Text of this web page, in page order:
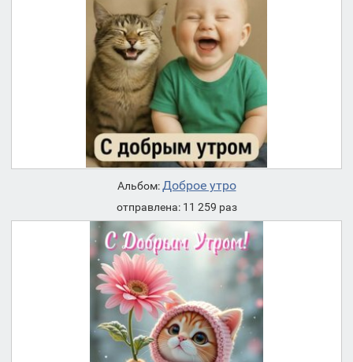
Альбом:Доброе утро
отправлена: 11 259 раз